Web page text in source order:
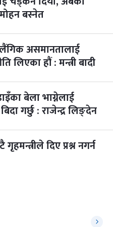
बस्नेत
असमानतालाई
लिएका हौं : मन्त्री बादी
बेला भाग्नेलाई
गर्छु : राजेन्द्र लिङ्देन
गृहमन्त्रीले दिए प्रश्न नगर्न